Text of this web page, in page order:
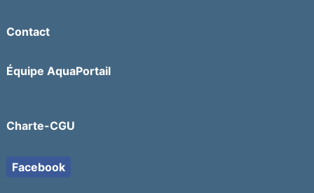
Contact
Équipe AquaPortail
Charte-CGU
Facebook